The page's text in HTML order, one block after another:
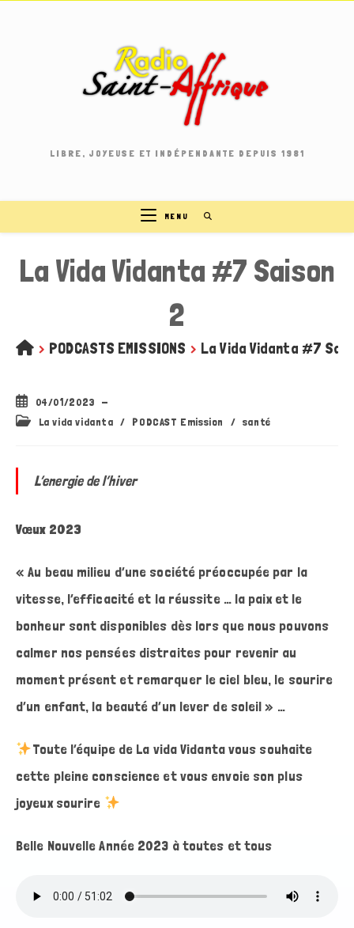
LIBRE, JOYEUSE ET INDÉPENDANTE DEPUIS 1981
MENU
La Vida Vidanta #7 Saison
2
> PODCASTS EMISSIONS > La Vida Vidanta #7
Publication
publiée :
04/01/2023
Post La vida vidanta / PODCAST Emission / santé
L’energie de l’hiver
Vœux 2023
« Au beau milieu d’une société préoccupée par la
vitesse, l’efficacité et la réussite … la paix et le
bonheur sont disponibles dès lors que nous pouvons
calmer nos pensées distraites pour revenir au
moment présent et remarquer le ciel bleu, le sourire
d’un enfant, la beauté d’un lever de soleil » …
Toute l’équipe de La vida Vidanta vous souhaite
cette pleine conscience et vous envoie son plus
joyeux sourire
Belle Nouvelle Année 2023 à toutes et tous